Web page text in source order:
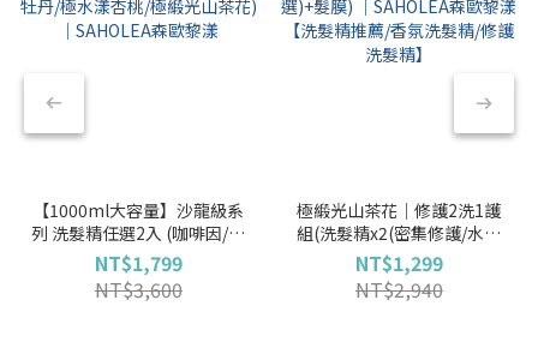
【1000ml大容量】沙龍級系
列 洗髮精任選2入 (咖啡因/絲
絨牡丹/極水漾杏桃/極緞光山
茶花)｜SAHOLEA森歐黎漾
NT$1,799
NT$3,600
極緞光山茶花｜修護2洗1護
組(洗髮精x2(密集修護/水潤
修護任選)+髮膜) ｜
SAHOLEA森歐黎漾【洗髮精
推薦/香氛洗髮精/修護洗髮
NT$1,299
NT$2,940